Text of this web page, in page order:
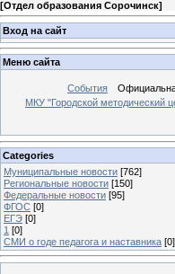
[Отдел образования Сорочинск]
Вход на сайт
Меню сайта
События
МКУ "Городской методический
Categories
Муниципальные новости [762]
Региональные новости [150]
Федеральные новости [95]
ФГОС [0]
ЕГЭ [0]
1 [0]
СМИ о годе педагога и наставника [0]